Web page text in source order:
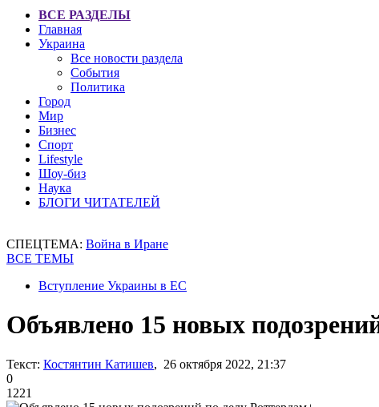
ВСЕ РАЗДЕЛЫ
Главная
Украина
Все новости раздела
События
Политика
Город
Мир
Бизнес
Спорт
Lifestyle
Шоу-биз
Наука
БЛОГИ ЧИТАТЕЛЕЙ
СПЕЦТЕМА: Война в Иране
ВСЕ ТЕМЫ
Вступление Украины в ЕС
Объявлено 15 новых
Текст: Костянтин Катишев, 26 октября 2022, 21:37
0
1221